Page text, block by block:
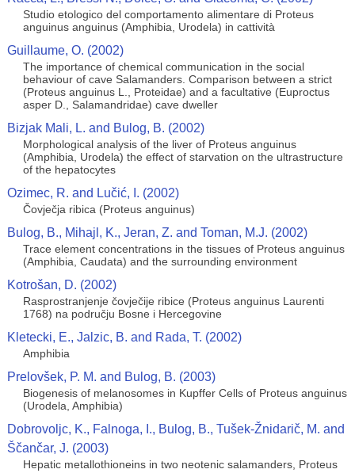
Studio etologico del comportamento alimentare di Proteus
anguinus anguinus (Amphibia, Urodela) in cattività
Guillaume, O. (2002)
The importance of chemical communication in the social
behaviour of cave Salamanders. Comparison between a strict
(Proteus anguinus L., Proteidae) and a facultative (Euproctus
asper D., Salamandridae) cave dweller
Bizjak Mali, L. and Bulog, B. (2002)
Morphological analysis of the liver of Proteus anguinus
(Amphibia, Urodela) the effect of starvation on the ultrastructure
of the hepatocytes
Ozimec, R. and Lučić, I. (2002)
Čovječja ribica (Proteus anguinus)
Bulog, B., Mihajl, K., Jeran, Z. and Toman, M.J. (2002)
Trace element concentrations in the tissues of Proteus anguinus
(Amphibia, Caudata) and the surrounding environment
Kotrošan, D. (2002)
Rasprostranjenje čovječije ribice (Proteus anguinus Laurenti
1768) na području Bosne i Hercegovine
Kletecki, E., Jalzic, B. and Rada, T. (2002)
Amphibia
Prelovšek, P. M. and Bulog, B. (2003)
Biogenesis of melanosomes in Kupffer Cells of Proteus anguinus
(Urodela, Amphibia)
Dobrovoljc, K., Falnoga, I., Bulog, B., Tušek-Žnidarič, M. and
Ščančar, J. (2003)
Hepatic metallothioneins in two neotenic salamanders, Proteus